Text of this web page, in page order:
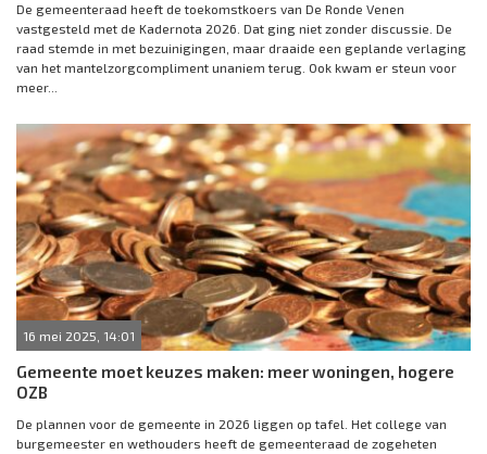
De gemeenteraad heeft de toekomstkoers van De Ronde Venen
vastgesteld met de Kadernota 2026. Dat ging niet zonder discussie. De
raad stemde in met bezuinigingen, maar draaide een geplande verlaging
van het mantelzorgcompliment unaniem terug. Ook kwam er steun voor
meer...
16 mei 2025, 14:01
Gemeente moet keuzes maken: meer woningen, hogere
OZB
De plannen voor de gemeente in 2026 liggen op tafel. Het college van
burgemeester en wethouders heeft de gemeenteraad de zogeheten